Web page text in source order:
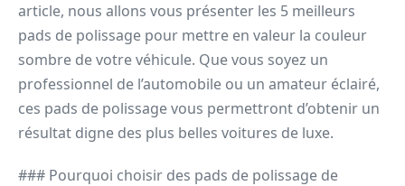
article, nous allons vous présenter les 5 meilleurs
pads de polissage pour mettre en valeur la couleur
sombre de votre véhicule. Que vous soyez un
professionnel de l’automobile ou un amateur éclairé,
ces pads de polissage vous permettront d’obtenir un
résultat digne des plus belles voitures de luxe.
### Pourquoi choisir des pads de polissage de